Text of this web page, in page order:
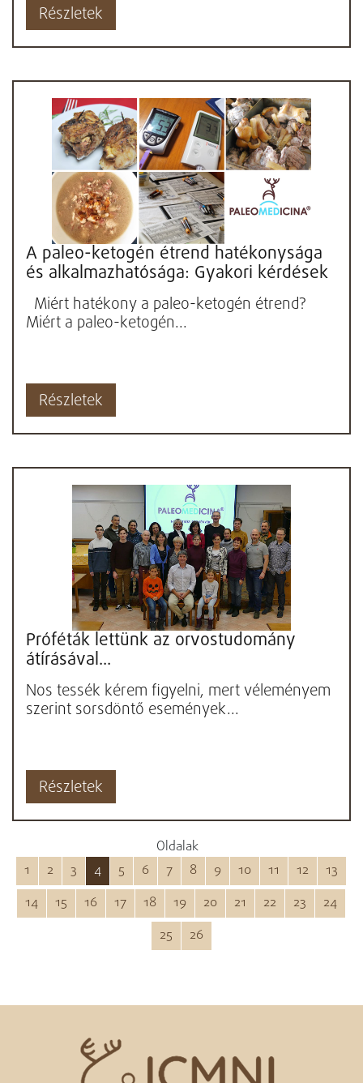
Részletek
A paleo-ketogén étrend hatékonysága
és alkalmazhatósága: Gyakori kérdések
Miért hatékony a paleo-ketogén étrend?
Miért a paleo-ketogén...
Részletek
Próféták lettünk az orvostudomány
átírásával...
Nos tessék kérem figyelni, mert véleményem
szerint sorsdöntő események...
Részletek
Oldalak
1
2 3 4 5 6 7 8 9 10 11 12
13
14
15 16 17 18 19 20 21 22 23
24
25
26